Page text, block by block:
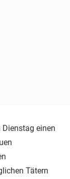
einen
Tätern